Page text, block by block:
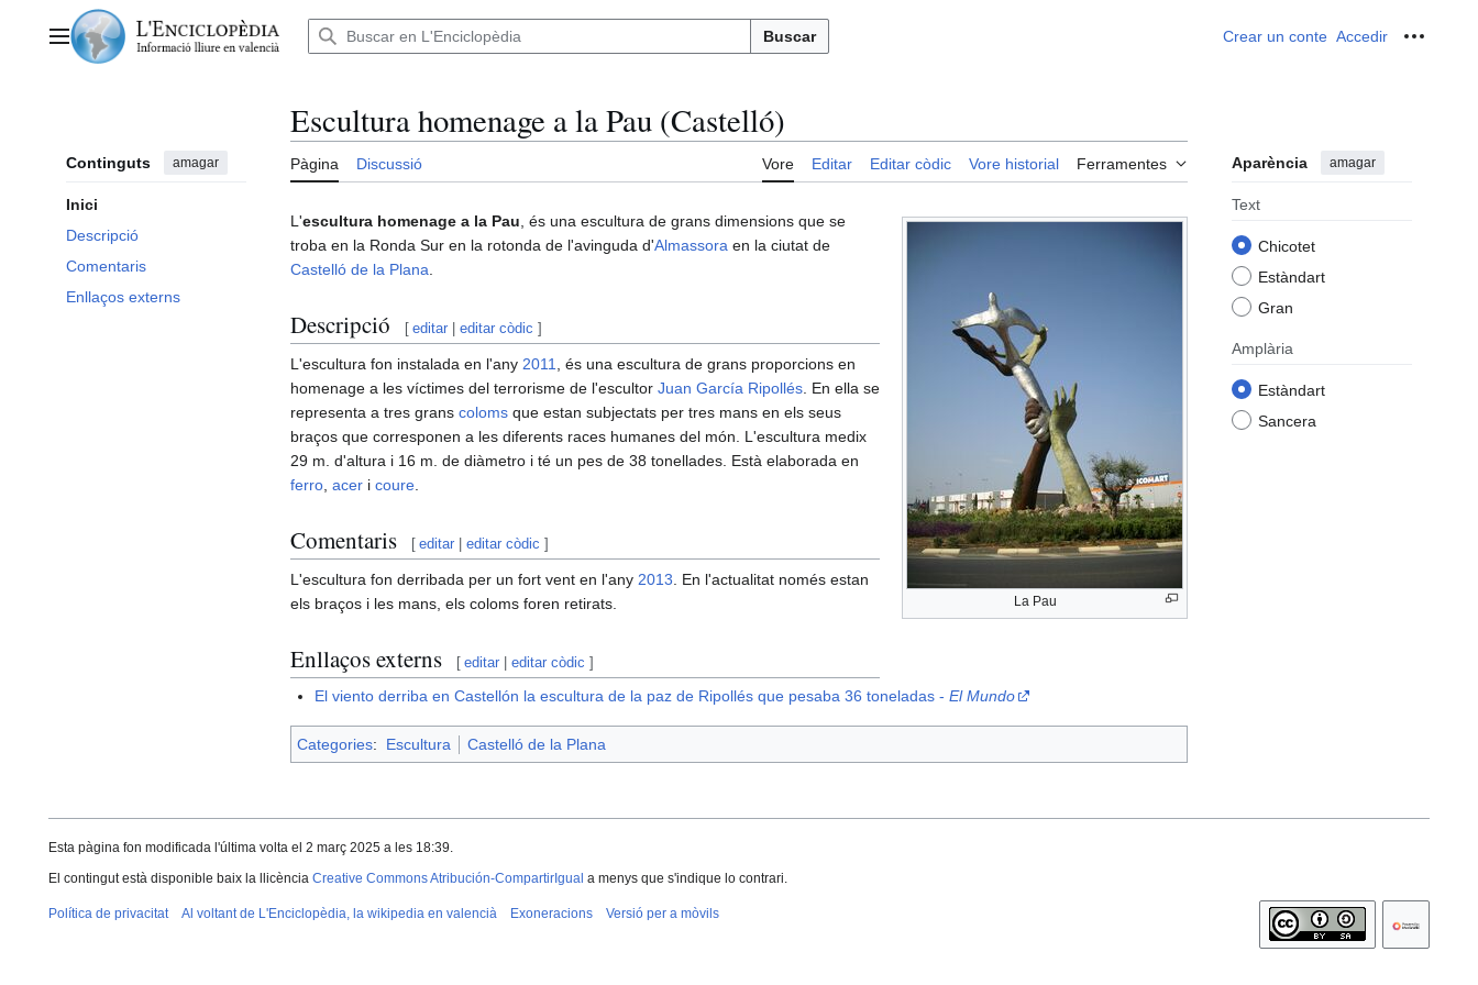
contingutMenú principal Buscar Crear un conte Accedir
Continguts amagar
Inici
Descripció
Comentaris
Enllaços externs
Escultura homenage a la Pau (Castelló)
Pàgina Discussió Vore Editar Editar còdic Vore historial Ferramentes Aparència amagar
Text
Chicotet
Estàndart
Gran
Amplària
Estàndart
Sancera
La Pau
L'escultura homenage a la Pau , és una escultura de grans dimensions que se
troba en la Ronda Sur en la rotonda de l'avinguda d'Almassora en la ciutat de
Castelló de la Plana
Descripció [ editar |editar còdic ]
L'escultura fon instalada en l'any 2011
, és una escultura de grans proporcions en
homenage a les víctimes del terrorisme de l'escultor Juan García Ripollés . En ella se
representa a tres grans coloms que estan subjectats per tres mans en els seus
braços que corresponen a les diferents races humanes del món. L'escultura medix
29 m. d'altura i 16 m. de diàmetro i té un pes de 38 tonellades. Està elaborada en
ferro acer i coure
Comentaris [ editar |editar còdic ]
L'escultura fon derribada per un fort vent en l'any 2013 . En l'actualitat només estan
els braços i les mans, els coloms foren retirats.
Enllaços externs [ editar |editar còdic ]
El viento derriba en Castellón la escultura de la paz de Ripollés que pesaba 36 toneladas -El Mundo
Categories: Escultura Castelló de la Plana
Esta pàgina fon modificada l'última volta el 2 març 2025 a les 18:39.
El contingut està disponible baix la llicència Creative Commons Atribución-CompartirIgual a menys que s'indique lo contrari.
Política de privacitat Al voltant de L'Enciclopèdia, la wikipedia en valencià Exoneracions Versió per a mòvils